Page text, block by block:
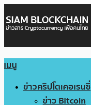
เมนู
ข่าวคริปโตเคอเรนซี่
ข่าว Bitcoin